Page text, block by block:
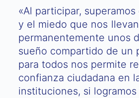
«Al participar,
y el miedo que nos
permanentemente unos
sueño compartido de un
para todos nos permite
confianza ciudadana en
instituciones, si